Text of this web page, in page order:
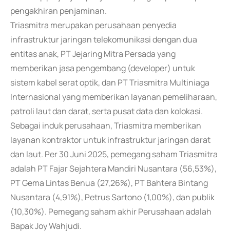
pengakhiran penjaminan.
Triasmitra merupakan perusahaan penyedia
infrastruktur jaringan telekomunikasi dengan dua
entitas anak, PT Jejaring Mitra Persada yang
memberikan jasa pengembang (developer) untuk
sistem kabel serat optik, dan PT Triasmitra Multiniaga
Internasional yang memberikan layanan pemeliharaan,
patroli laut dan darat, serta pusat data dan kolokasi.
Sebagai induk perusahaan, Triasmitra memberikan
layanan kontraktor untuk infrastruktur jaringan darat
dan laut. Per 30 Juni 2025, pemegang saham Triasmitra
adalah PT Fajar Sejahtera Mandiri Nusantara (56,53%),
PT Gema Lintas Benua (27,26%), PT Bahtera Bintang
Nusantara (4,91%), Petrus Sartono (1,00%), dan publik
(10,30%). Pemegang saham akhir Perusahaan adalah
Bapak Joy Wahjudi.